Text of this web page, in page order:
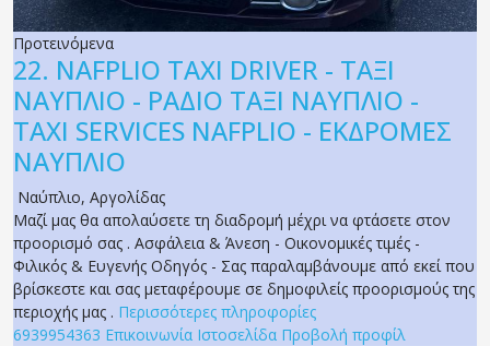
Προτεινόμενα
22. NAFPLIO TAXI DRIVER - ΤΑΞΙ
ΝΑΥΠΛΙΟ - ΡΑΔΙΟ ΤΑΞΙ ΝΑΥΠΛΙΟ -
TAXI SERVICES NAFPLIO - ΕΚΔΡΟΜΕΣ
ΝΑΥΠΛΙΟ
Ναύπλιο, Αργολίδας
Μαζί μας θα απολαύσετε τη διαδρομή μέχρι να φτάσετε στον
προορισμό σας . Ασφάλεια & Άνεση - Οικονομικές τιμές -
Φιλικός & Ευγενής Οδηγός - Σας παραλαμβάνουμε από εκεί που
βρίσκεστε και σας μεταφέρουμε σε δημοφιλείς προορισμούς της
περιοχής μας . Περισσότερες πληροφορίες
6939954363 Επικοινωνία Ιστοσελίδα Προβολή προφίλ